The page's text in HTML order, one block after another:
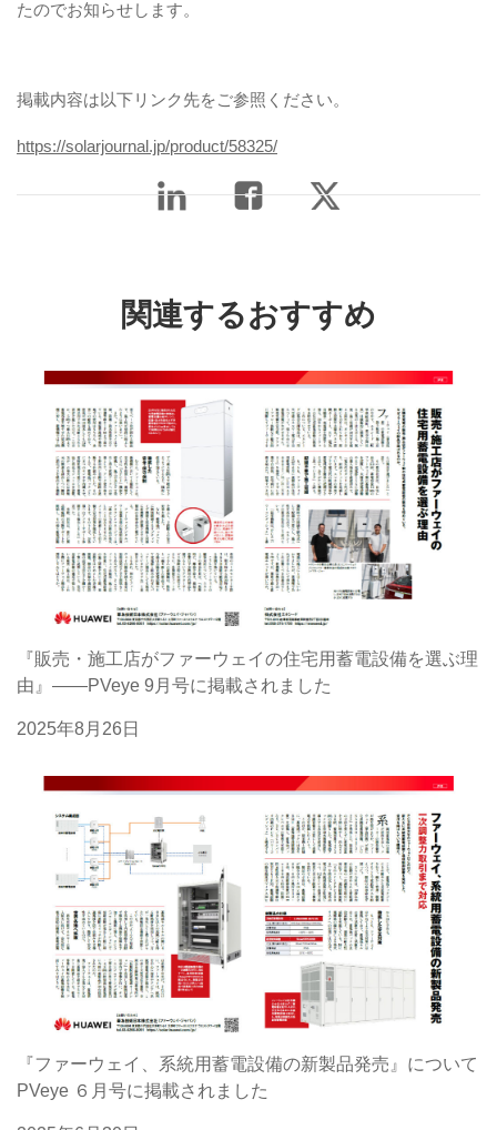
たのでお知らせします。
掲載内容は以下リンク先をご参照ください。
https://solarjournal.jp/product/58325/
関連するおすすめ
『販売・施工店がファーウェイの住宅用蓄電設備を選ぶ理
由』――PVeye 9月号に掲載されました
2025年8月26日
『ファーウェイ、系統用蓄電設備の新製品発売』について
PVeye ６月号に掲載されました